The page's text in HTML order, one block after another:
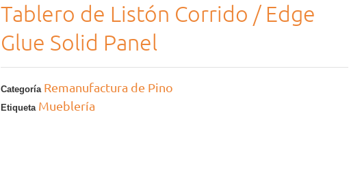
Tablero de Listón Corrido / Edge
Glue Solid Panel
Categoría Remanufactura de Pino
Etiqueta Mueblería